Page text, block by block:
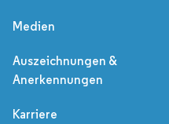
Medien
Auszeichnungen &
Anerkennungen
Karriere